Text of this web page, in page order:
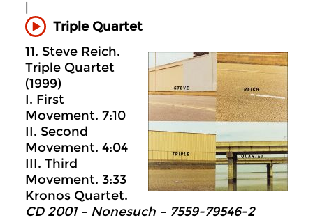
Triple Quartet
11. Steve Reich.
Triple Quartet
(1999)
I. First
Movement. 7:10
II. Second
Movement. 4:04
III. Third
Movement. 3:33
Kronos Quartet.
CD 2001 – Nonesuch ‎– 7559-79546-2